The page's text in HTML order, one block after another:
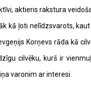
aktieris rakstura
kā ļoti nelīdzsvarots,
Korņevs rāda kā
cilvēku, kurš ir
varonim ar interesi.